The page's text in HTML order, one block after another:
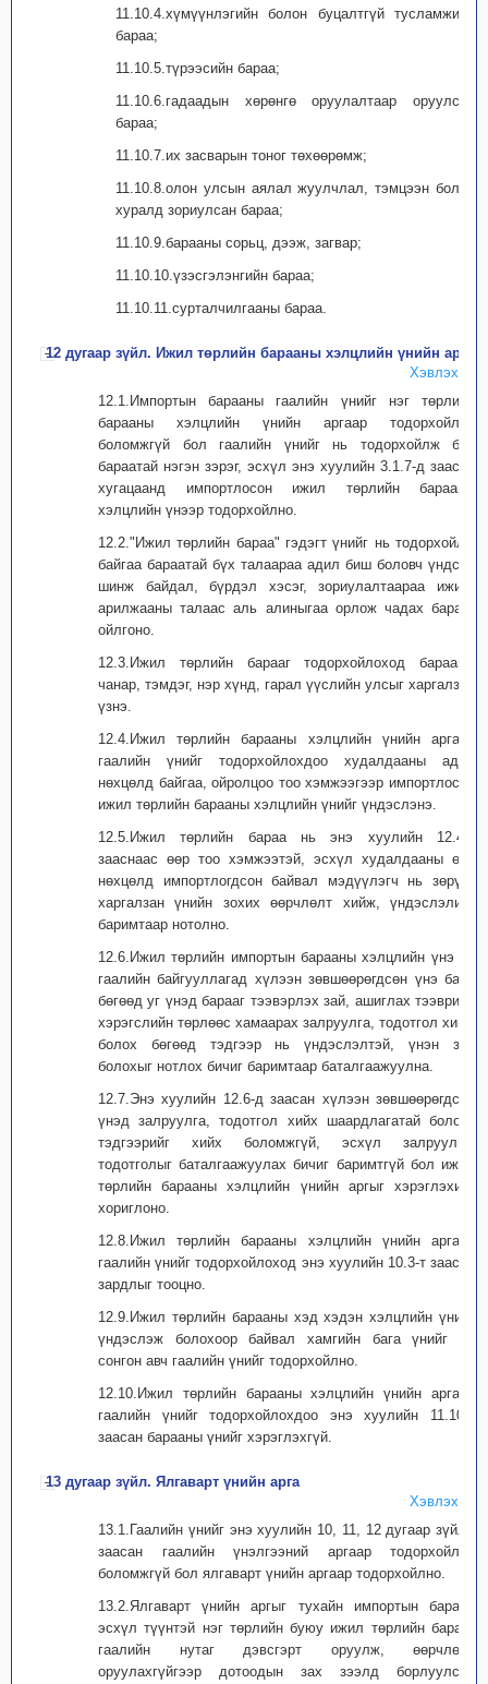
11.10.4.хүмүүнлэгийн болон буцалтгүй тусламжийн
бараа;
11.10.5.түрээсийн бараа;
11.10.6.гадаадын хөрөнгө оруулалтаар оруулсан
бараа;
11.10.7.их засварын тоног төхөөрөмж;
11.10.8.олон улсын аялал жуулчлал, тэмцээн болон
хуралд зориулсан бараа;
11.10.9.барааны сорьц, дээж, загвар;
11.10.10.үзэсгэлэнгийн бараа;
11.10.11.сурталчилгааны бараа.
12 дугаар зүйл. Ижил төрлийн барааны хэлцлийн үнийн арга
Хэвлэх
12.1.Импортын барааны гаалийн үнийг нэг төрлийн
барааны хэлцлийн үнийн аргаар тодорхойлох
боломжгүй бол гаалийн үнийг нь тодорхойлж буй
бараатай нэгэн зэрэг, эсхүл энэ хуулийн 3.1.7-д заасан
хугацаанд импортлосон ижил төрлийн барааны
хэлцлийн үнээр тодорхойлно.
12.2."Ижил төрлийн бараа" гэдэгт үнийг нь тодорхойлж
байгаа бараатай бүх талаараа адил биш боловч үндсэн
шинж байдал, бүрдэл хэсэг, зориулалтаараа ижил,
арилжааны талаас аль алиныгаа орлож чадах барааг
ойлгоно.
12.3.Ижил төрлийн барааг тодорхойлоход барааны
чанар, тэмдэг, нэр хүнд, гарал үүслийн улсыг харгалзан
үзнэ.
12.4.Ижил төрлийн барааны хэлцлийн үнийн аргаар
гаалийн үнийг тодорхойлохдоо худалдааны адил
нөхцөлд байгаа, ойролцоо тоо хэмжээгээр импортлосон
ижил төрлийн барааны хэлцлийн үнийг үндэслэнэ.
12.5.Ижил төрлийн бараа нь энэ хуулийн 12.4-т
зааснаас өөр тоо хэмжээтэй, эсхүл худалдааны өөр
нөхцөлд импортлогдсон байвал мэдүүлэгч нь зөрүүг
харгалзан үнийн зохих өөрчлөлт хийж, үндэслэлийг
баримтаар нотолно.
12.6.Ижил төрлийн импортын барааны хэлцлийн үнэ нь
гаалийн байгууллагад хүлээн зөвшөөрөгдсөн үнэ байх
бөгөөд уг үнэд барааг тээвэрлэх зай, ашиглах тээврийн
хэрэгслийн төрлөөс хамаарах залруулга, тодотгол хийж
болох бөгөөд тэдгээр нь үндэслэлтэй, үнэн зөв
болохыг нотлох бичиг баримтаар баталгаажуулна.
12.7.Энэ хуулийн 12.6-д заасан хүлээн зөвшөөрөгдсөн
үнэд залруулга, тодотгол хийх шаардлагатай боловч
тэдгээрийг хийх боломжгүй, эсхүл залруулга,
тодотголыг баталгаажуулах бичиг баримтгүй бол ижил
төрлийн барааны хэлцлийн үнийн аргыг хэрэглэхийг
хориглоно.
12.8.Ижил төрлийн барааны хэлцлийн үнийн аргаар
гаалийн үнийг тодорхойлоход энэ хуулийн 10.3-т заасан
зардлыг тооцно.
12.9.Ижил төрлийн барааны хэд хэдэн хэлцлийн үнийг
үндэслэж болохоор байвал хамгийн бага үнийг нь
сонгон авч гаалийн үнийг тодорхойлно.
12.10.Ижил төрлийн барааны хэлцлийн үнийн аргаар
гаалийн үнийг тодорхойлохдоо энэ хуулийн 11.10-т
заасан барааны үнийг хэрэглэхгүй.
13 дугаар зүйл. Ялгаварт үнийн арга
Хэвлэх
13.1.Гаалийн үнийг энэ хуулийн 10, 11, 12 дугаар зүйлд
заасан гаалийн үнэлгээний аргаар тодорхойлох
боломжгүй бол ялгаварт үнийн аргаар тодорхойлно.
13.2.Ялгаварт үнийн аргыг тухайн импортын барааг,
эсхүл түүнтэй нэг төрлийн буюу ижил төрлийн барааг
гаалийн нутаг дэвсгэрт оруулж, өөрчлөлт
оруулахгүйгээр дотоодын зах зээлд борлуулсан